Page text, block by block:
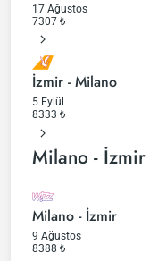
17 Ağustos
7307 ₺
İzmir - Milano
5 Eylül
8333 ₺
Milano -
Milano - İzmir
9 Ağustos
8388 ₺